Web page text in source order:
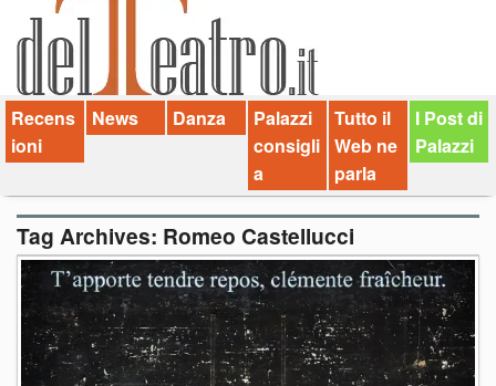
News
Palazzi consiglia
Video
Chi siamo
Contatti
dT in English
Recens
ioni
News Danza
Palazzi
consigli
a
Tutto il
Web ne
parla
I Post di
Palazzi
Tag Archives: Romeo Castellucci